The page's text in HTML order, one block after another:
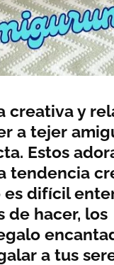
creativa y
a tejer
Estos
tendencia
es difícil
de hacer, los
a tus